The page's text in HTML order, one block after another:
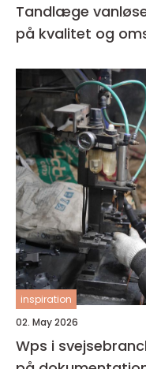
Tandlæge vanløse tryg tandpleje med
på kvalitet og
inspiration
02. May 2026
Wps i